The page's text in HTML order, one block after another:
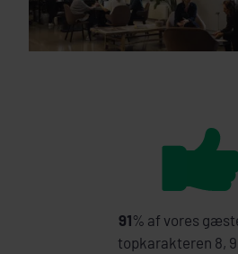
91% af vores
topkarakteren 8, 9